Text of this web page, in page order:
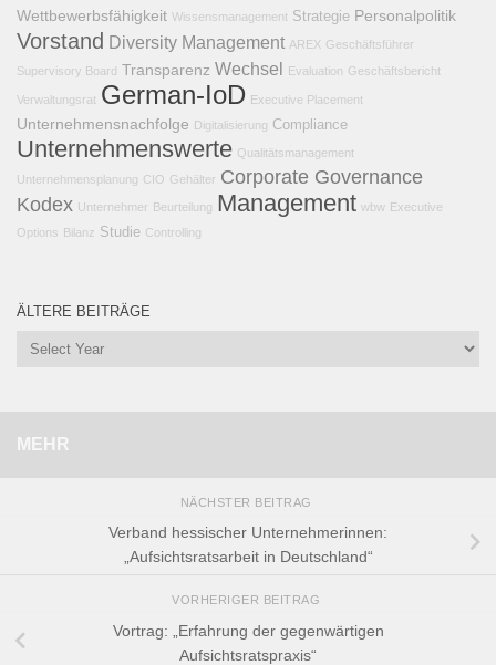
Wettbewerbsfähigkeit Wissensmanagement Strategie Personalpolitik
Vorstand Diversity Management AREX Geschäftsführer
Supervisory Board Transparenz Wechsel Evaluation Geschäftsbericht
Verwaltungsrat German-IoD Executive Placement
Unternehmensnachfolge Digitalisierung Compliance
Unternehmenswerte Qualitätsmanagement
Unternehmensplanung CIO Gehälter Corporate Governance
Kodex Unternehmer Beurteilung Management wbw Executive
Options Bilanz Studie Controlling
ÄLTERE BEITRÄGE
MEHR
NÄCHSTER BEITRAG
Verband hessischer Unternehmerinnen:
„Aufsichtsratsarbeit in Deutschland“
VORHERIGER BEITRAG
Vortrag: „Erfahrung der gegenwärtigen
Aufsichtsratspraxis“